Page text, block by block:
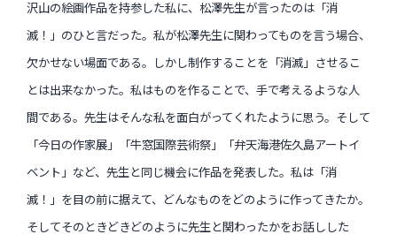
沢山の絵画作品を持参した私に、松澤先生が言ったのは「消
滅！」のひと言だった。私が松澤先生に関わってものを言う場合、
欠かせない場面である。しかし制作することを「消滅」させるこ
とは出来なかった。私はものを作ることで、手で考えるような人
間である。先生はそんな私を面白がってくれたように思う。そして
「今日の作家展」「牛窓国際芸術祭」「弁天海港佐久島アートイ
ベント」など、先生と同じ機会に作品を発表した。私は「消
滅！」を目の前に据えて、どんなものをどのように作ってきたか。
そしてそのときどきどのように先生と関わったかをお話しした